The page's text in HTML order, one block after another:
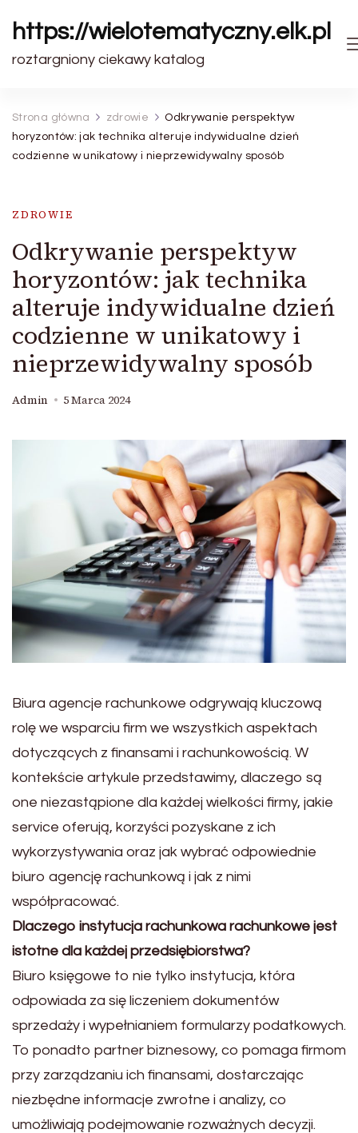
https://wielotematyczny.elk.pl
roztargniony ciekawy katalog
Strona główna zdrowie
Odkrywanie perspektyw
horyzontów: jak technika alteruje indywidualne dzień
codzienne w unikatowy i nieprzewidywalny sposób
ZDROWIE
Odkrywanie perspektyw
horyzontów: jak technika
alteruje indywidualne dzień
codzienne w unikatowy i
nieprzewidywalny sposób
Admin 5 Marca 2024
Biura agencje rachunkowe odgrywają kluczową
rolę we wsparciu firm we wszystkich aspektach
dotyczących z finansami i rachunkowością. W
kontekście artykule przedstawimy, dlaczego są
one niezastąpione dla każdej wielkości firmy, jakie
service oferują, korzyści pozyskane z ich
wykorzystywania oraz jak wybrać odpowiednie
biuro agencję rachunkową i jak z nimi
współpracować.
Dlaczego instytucja rachunkowa rachunkowe jest
istotne dla każdej przedsiębiorstwa?
Biuro księgowe to nie tylko instytucja, która
odpowiada za się liczeniem dokumentów
sprzedaży i wypełnianiem formularzy podatkowych.
To ponadto partner biznesowy, co pomaga firmom
przy zarządzaniu ich finansami, dostarczając
niezbędne informacje zwrotne i analizy, co
umożliwiają podejmowanie rozważnych decyzji.